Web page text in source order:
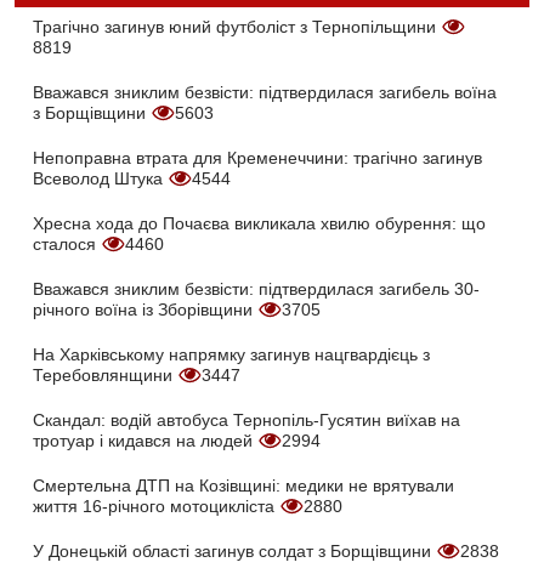
Трагічно загинув юний футболіст з Тернопільщини
8819
Вважався зниклим безвісти: підтвердилася загибель воїна
з Борщівщини
5603
Непоправна втрата для Кременеччини: трагічно загинув
Всеволод Штука
4544
Хресна хода до Почаєва викликала хвилю обурення: що
сталося
4460
Вважався зниклим безвісти: підтвердилася загибель 30-
річного воїна із Зборівщини
3705
На Харківському напрямку загинув нацгвардієць з
Теребовлянщини
3447
Скандал: водій автобуса Тернопіль-Гусятин виїхав на
тротуар і кидався на людей
2994
Смертельна ДТП на Козівщині: медики не врятували
життя 16-річного мотоцикліста
2880
У Донецькій області загинув солдат з Борщівщини 2838